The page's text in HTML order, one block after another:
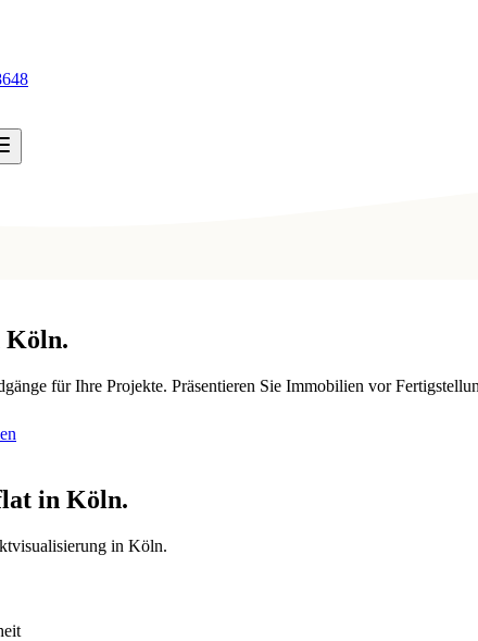
Köln.
für Ihre Projekte. Präsentieren Sie Immobilien vor
in Köln.
in Köln.